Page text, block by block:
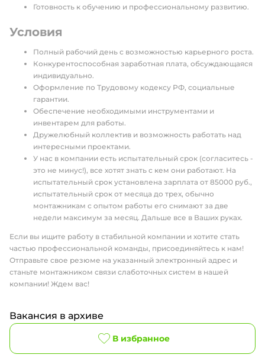
Готовность к обучению и профессиональному развитию.
Условия
Полный рабочий день с возможностью карьерного роста.
Конкурентоспособная заработная плата, обсуждающаяся
индивидуально.
Оформление по Трудовому кодексу РФ, социальные
гарантии.
Обеспечение необходимыми инструментами и
инвентарем для работы.
Дружелюбный коллектив и возможность работать над
интересными проектами.
У нас в компании есть испытательный срок (согласитесь -
это не минус!), все хотят знать с кем они работают. На
испытательный срок установлена зарплата от 85000 руб.,
испытательный срок от месяца до трех, обычно
монтажникам с опытом работы его снимают за две
недели максимум за месяц. Дальше все в Ваших руках.
Если вы ищите работу в стабильной компании и хотите стать
частью профессиональной команды, присоединяйтесь к нам!
Отправьте свое резюме на указанный электронный адрес и
станьте монтажником связи слаботочных систем в нашей
компании! Ждем вас!
Вакансия в архиве
В избранное